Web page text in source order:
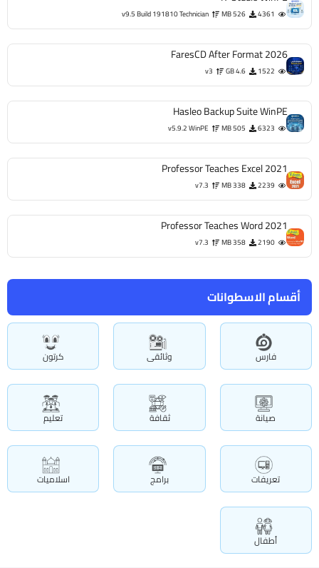
أقسام الاسطوانات
فارس وثائقى كرتون
صيانة ثقافة تعليم
تعريفات برامج اسلاميات
أطفال
4361
526 MB
v9.5 Build 191810 Technician
FaresCD After Format 2026
1522
4.6 GB
v3
Hasleo Backup Suite WinPE
6323
505 MB
v5.9.2 WinPE
Professor Teaches Excel 2021
2239
338 MB
v7.3
Professor Teaches Word 2021
2190
358 MB
v7.3